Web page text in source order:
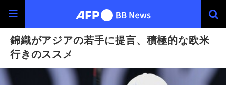
錦織がアジアの若手に提言、積極的な欧米
行きのススメ